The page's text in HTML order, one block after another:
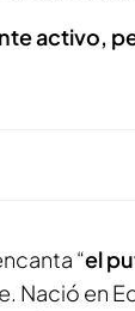
activo,
“el
Nació en